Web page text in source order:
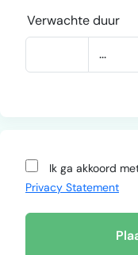
Verwachte duur
Ik ga akkoord
Privacy Statement